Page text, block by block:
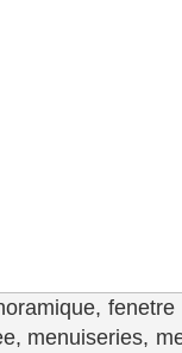
menuiseries,